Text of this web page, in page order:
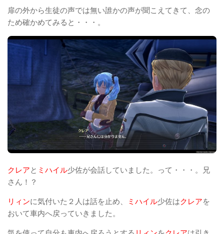
扉の外から生徒の声では無い誰かの声が聞こえてきて、念の
ため確かめてみると・・・。
クレアと ミハイル少佐が会話していました。って・・・。兄
さん！？
リィンに気付いた２人は話を止め、 ミハイル少佐はクレアを
おいて車内へ戻っていきました。